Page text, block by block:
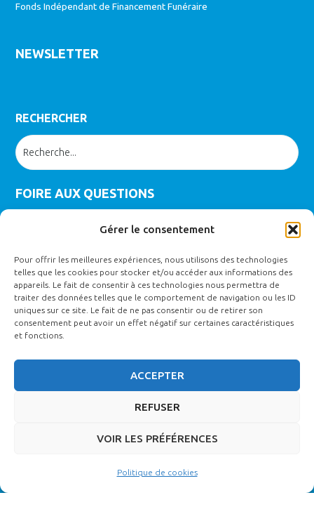
Gérer le consentement
Pour offrir les meilleures expériences, nous utilisons des technologies
telles que les cookies pour stocker et/ou accéder aux informations des
appareils. Le fait de consentir à ces technologies nous permettra de
traiter des données telles que le comportement de navigation ou les ID
uniques sur ce site. Le fait de ne pas consentir ou de retirer son
consentement peut avoir un effet négatif sur certaines caractéristiques
et fonctions.
ACCEPTER
REFUSER
VOIR LES PRÉFÉRENCES
Politique de cookies
Fonds Indépendant de Financement Funéraire
NEWSLETTER
RECHERCHER
FOIRE AUX QUESTIONS
RÉCLAMATION
Contactez le référent qualité : Coralie BOSSARDcontact@ecole-
funetique.fr
Par téléphone : 02 51 37 28 88
contact@ecole-funétique.fr